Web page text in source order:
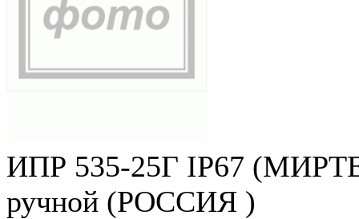
ИПР 535-25Г IP67
ручной (РОССИЯ )